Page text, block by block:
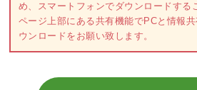
め、スマートフォンでダウンロードする
ページ上部にある共有機能でPCと情報
ウンロードをお願い致します。